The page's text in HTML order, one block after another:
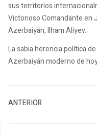
sus territorios
Victorioso Comandante en
Azerbaiyán, Ilham Aliyev.
La sabia herencia política
Azerbaiyán moderno de
ANTERIOR